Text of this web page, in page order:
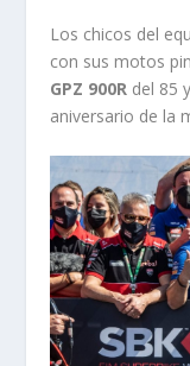
Los chicos del
con sus motos
GPZ 900R del 85 y
aniversario de la